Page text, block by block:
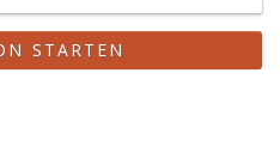
STARTEN